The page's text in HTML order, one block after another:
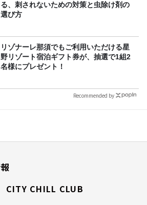
る、刺されないための対策と虫除け剤の
選び方
リゾナーレ那須でもご利用いただける星
野リゾート宿泊ギフト券が、抽選で1組2
名様にプレゼント！
Recommended by
CITY CHILL CLUB